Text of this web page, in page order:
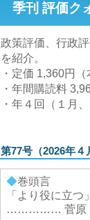
季刊 評価ク
政策評価、行政
を紹介。
・定価 1,360円
・年間購読料
・年４回（１月
第77号（2026年４
◆巻頭言
「より役に立
…………… 菅